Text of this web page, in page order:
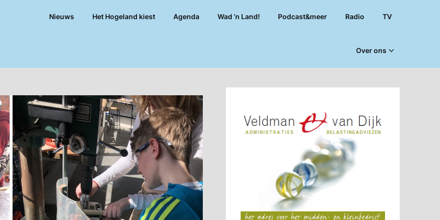
Nieuws Het Hogeland kiest Agenda Wad ’n Land! Podcast&meer Radio TV
Over ons